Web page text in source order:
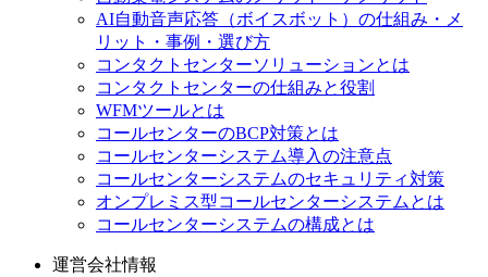
AI自動音声応答（ボイスボット）の仕組み・メ
リット・事例・選び方
コンタクトセンターソリューションとは
コンタクトセンターの仕組みと役割
WFMツールとは
コールセンターのBCP対策とは
コールセンターシステム導入の注意点
コールセンターシステムのセキュリティ対策
オンプレミス型コールセンターシステムとは
コールセンターシステムの構成とは
運営会社情報